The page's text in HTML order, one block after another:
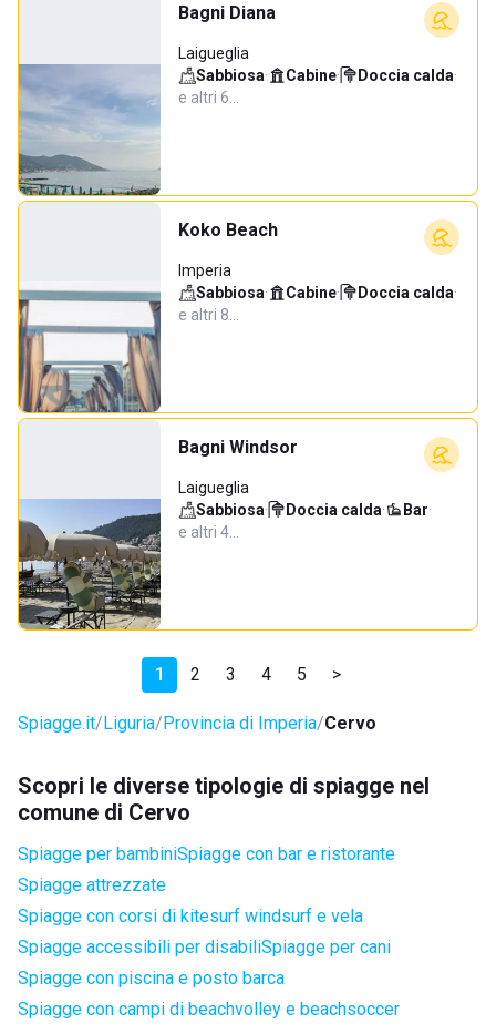
Bagni Diana
Laigueglia
Sabbiosa· Cabine· Doccia calda·
e altri 6…
Koko Beach
Imperia
Sabbiosa· Cabine· Doccia calda·
e altri 8…
Bagni Windsor
Laigueglia
Sabbiosa· Doccia calda· Bar·
e altri 4…
1 2 3 4 5 >
Spiagge.it Liguria Provincia di Imperia Cervo
Scopri le diverse tipologie di spiagge nel
comune di Cervo
Spiagge per bambiniSpiagge con bar e ristorante
Spiagge attrezzate
Spiagge con corsi di kitesurf windsurf e vela
Spiagge accessibili per disabiliSpiagge per cani
Spiagge con piscina e posto barca
Spiagge con campi di beachvolley e beachsoccer